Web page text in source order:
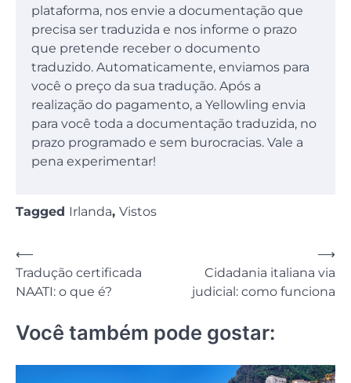
plataforma, nos envie a documentação que
precisa ser traduzida e nos informe o prazo
que pretende receber o documento
traduzido. Automaticamente, enviamos para
você o preço da sua tradução. Após a
realização do pagamento, a Yellowling envia
para você toda a documentação traduzida, no
prazo programado e sem burocracias. Vale a
pena experimentar!
Tagged Irlanda, Vistos
Navegação
de
⟵
Tradução certificada
NAATI: o que é?
Cidadania italiana via
judicial: como funciona
⟶
Você também pode gostar: